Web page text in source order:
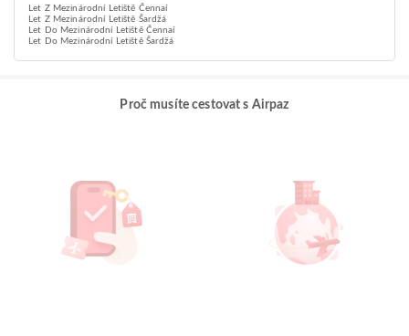
Let Z Mezinárodní Letiště Čennaí
Let Z Mezinárodní Letiště Šardžá
Let Do Mezinárodní Letiště Čennaí
Let Do Mezinárodní Letiště Šardžá
Proč musíte cestovat s Airpaz